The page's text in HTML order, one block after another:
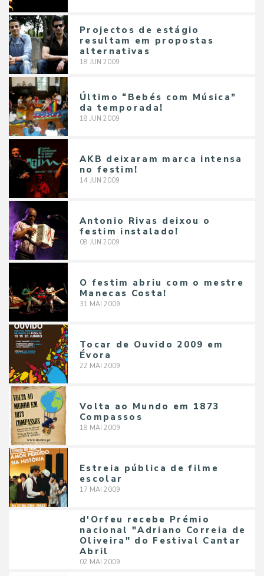
Projectos de estágio
resultam em propostas
alternativas
18 JUN 2009
Último “Bebés com Música”
da temporada!
18 JUN 2009
AKB deixaram marca intensa
no festim!
14 JUN 2009
Antonio Rivas deixou o
festim instalado!
08 JUN 2009
O festim abriu com o mestre
Manecas Costa!
31 MAI 2009
Tocar de Ouvido 2009 em
Évora
22 MAI 2009
Volta ao Mundo em 1873
Compassos
18 MAI 2009
Estreia pública de filme
escolar
17 MAI 2009
d'Orfeu recebe Prémio
nacional "Adriano Correia de
Oliveira" do Festival Cantar
Abril
02 MAI 2009